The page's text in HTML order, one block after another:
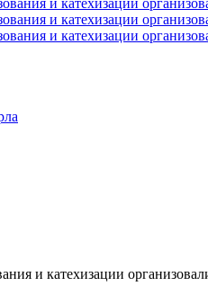
и катехизации